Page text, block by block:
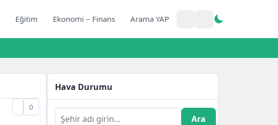
Eğitim Ekonomi – Finans Arama YAP
0
Hava Durumu
Ara